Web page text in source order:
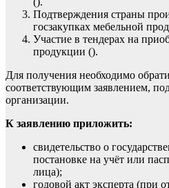
Подтверждения страны
госзакупках мебельной
Участие в тендерах на
продукции ().
Для получения необходимо
соответствующим заявлением,
организации.
К заявлению приложить:
свидетельство о
постановке на учёт или
лица);
годовой акт эксперта (при